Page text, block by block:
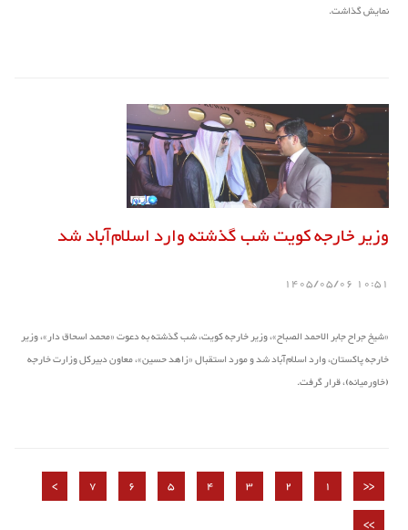
نمایش گذاشت.
وزیر خارجه کویت شب گذشته وارد اسلام‌آباد شد
10:51 1405/05/06
«شیخ جراح جابر الاحمد الصباح»، وزیر خارجه کویت، شب گذشته به دعوت «محمد اسحاق دار»، وزیر
خارجه پاکستان، وارد اسلام‌آباد شد و مورد استقبال «زاهد حسین»، معاون دبیرکل وزارت خارجه
(خاورمیانه)، قرار گرفت.
<<
1
2
3
4
5
6
7
>
>>